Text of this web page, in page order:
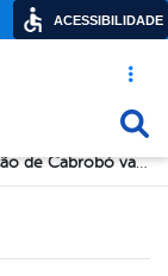
Acesso
Secretário de Educação de Cabrobó vai ao Palácio do Campo das Princesas protocolar data de visita da Escola Evandro ao Governo do Estado
ACESSIBILIDADE